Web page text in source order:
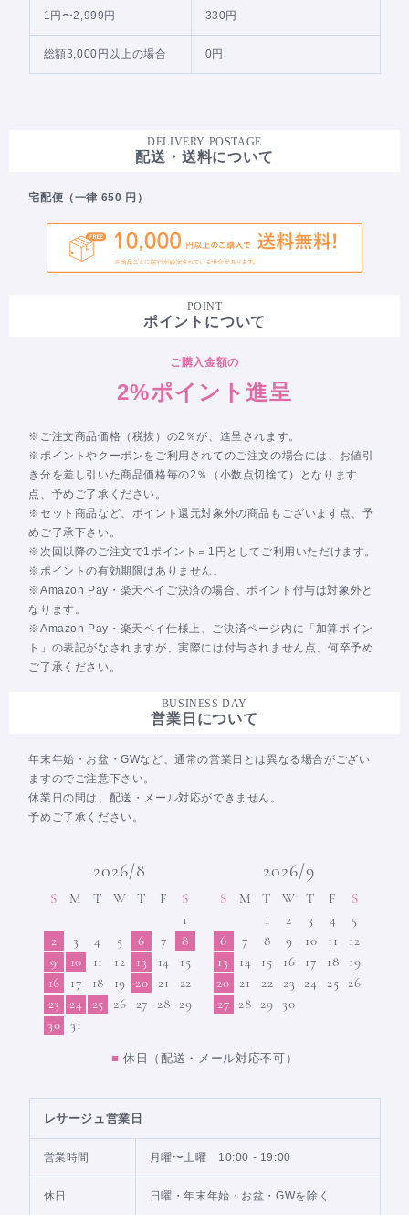
1円〜2,999円 330円
総額3,000円以上の場合 0円
DELIVERY POSTAGE
配送・送料について
宅配便（一律 650 円）
POINT
ポイントについて
ご購入金額の
2%ポイント進呈
※ご注文商品価格（税抜）の2％が、進呈されます。
※ポイントやクーポンをご利用されてのご注文の場合には、お値引
き分を差し引いた商品価格毎の2％（小数点切捨て）となります
点、予めご了承ください。
※セット商品など、ポイント還元対象外の商品もございます点、予
めご了承下さい。
※次回以降のご注文で1ポイント＝1円としてご利用いただけます。
※ポイントの有効期限はありません。
※Amazon Pay・楽天ペイご決済の場合、ポイント付与は対象外と
なります。
※Amazon Pay・楽天ペイ仕様上、ご決済ページ内に「加算ポイン
ト」の表記がなされますが、実際には付与されません点、何卒予め
ご了承ください。
BUSINESS DAY
営業日について
年末年始・お盆・GWなど、通常の営業日とは異なる場合がござい
ますのでご注意下さい。
休業日の間は、配送・メール対応ができません。
予めご了承ください。
2026/8
S M T W T F
S
1
2
3 4 5 6 7
8
9
10 11 12 13 14
15
16
17 18 19 20 21
22
23
24 25 26 27 28 29
30
31
2026/9
S M T W T F
S
1
2 3 4
5
6
7 8 9 10 11
12
13
14 15 16 17 18
19
20
21 22 23 24 25 26
27 28 29 30
■ 休日（配送・メール対応不可）
レサージュ営業日
営業時間 月曜〜土曜 10:00 - 19:00
休日 日曜・年末年始・お盆・GWを除く